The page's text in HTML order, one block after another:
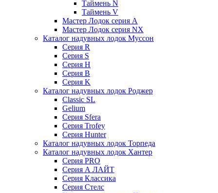
Таймень N
Таймень V
Мастер Лодок серия А
Мастер Лодок серия NX
Каталог надувных лодок Муссон
Серия R
Серия S
Серия H
Серия B
Серия K
Каталог надувных лодок Роджер
Classic SL
Gelium
Серия Sfera
Серия Trofey
Серия Hunter
Каталог надувных лодок Торпеда
Каталог надувных лодок Хантер
Серия PRO
Серия А ЛАЙТ
Серия Классика
Серия Стелс